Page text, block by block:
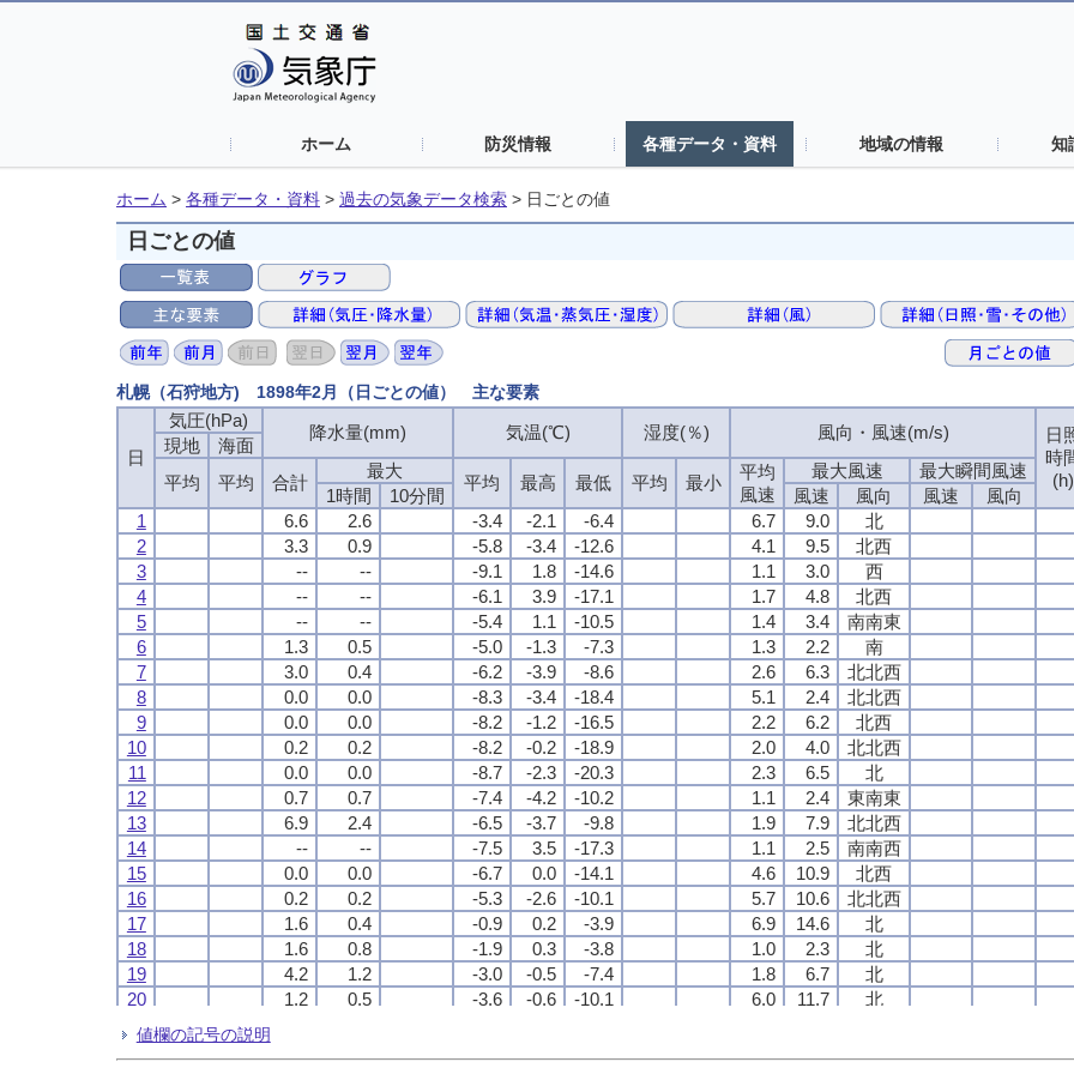
ホーム 防災情報 各種データ・資料 地域の情報 知
ホーム > 各種データ・資料 > 過去の気象データ検索 > 日ごとの値
日ごとの値
札幌（石狩地方) 1898年2月（日ごとの値） 主な要素
日
気圧(hPa)
降水量(mm) 気温(℃) 湿度(％) 風向・風速(m/s)
日
時
(h)
現地
海面
平均
平均 合計
最大
平均 最高 最低 平均 最小
平均
風速
最大風速 最大瞬間風速
1時間 10分間 風速 風向 風速 風向
1
6.6 2.6 -3.4 -2.1 -6.4 6.7 9.0 北
2
3.3 0.9 -5.8 -3.4 -12.6 4.1 9.5 北西
3
-- -- -9.1 1.8 -14.6 1.1 3.0 西
4
-- -- -6.1 3.9 -17.1 1.7 4.8 北西
5
-- -- -5.4 1.1 -10.5 1.4 3.4 南南東
6
1.3 0.5 -5.0 -1.3 -7.3 1.3 2.2 南
7
3.0 0.4 -6.2 -3.9 -8.6 2.6 6.3 北北西
8
0.0 0.0 -8.3 -3.4 -18.4 5.1 2.4 北北西
9
0.0 0.0 -8.2 -1.2 -16.5 2.2 6.2 北西
10
0.2 0.2 -8.2 -0.2 -18.9 2.0 4.0 北北西
11
0.0 0.0 -8.7 -2.3 -20.3 2.3 6.5 北
12
0.7 0.7 -7.4 -4.2 -10.2 1.1 2.4 東南東
13
6.9 2.4 -6.5 -3.7 -9.8 1.9 7.9 北北西
14
-- -- -7.5 3.5 -17.3 1.1 2.5 南南西
15
0.0 0.0 -6.7 0.0 -14.1 4.6 10.9 北西
16
0.2 0.2 -5.3 -2.6 -10.1 5.7 10.6 北北西
17
1.6 0.4 -0.9 0.2 -3.9 6.9 14.6 北
18
1.6 0.8 -1.9 0.3 -3.8 1.0 2.3 北
19
4.2 1.2 -3.0 -0.5 -7.4 1.8 6.7 北
20
1.2 0.5 -3.6 -0.6 -10.1 6.0 11.7 北
21
22
日
気圧(hPa)
降水量(mm) 気温(℃) 湿度(％) 風向・風速(m/s)
日
時
(h)
現地
海面
平均
平均 合計
最大
平均 最高 最低 平均 最小
平均
風速
最大風速 最大瞬間風速
1時間 10分間 風速 風向 風速 風向
1
6.6 2.6 -3.4 -2.1 -6.4 6.7 9.0 北
2
3.3 0.9 -5.8 -3.4 -12.6 4.1 9.5 北西
3
-- -- -9.1 1.8 -14.6 1.1 3.0 西
4
-- -- -6.1 3.9 -17.1 1.7 4.8 北西
5
-- -- -5.4 1.1 -10.5 1.4 3.4 南南東
6
1.3 0.5 -5.0 -1.3 -7.3 1.3 2.2 南
7
3.0 0.4 -6.2 -3.9 -8.6 2.6 6.3 北北西
8
0.0 0.0 -8.3 -3.4 -18.4 5.1 2.4 北北西
9
0.0 0.0 -8.2 -1.2 -16.5 2.2 6.2 北西
10
0.2 0.2 -8.2 -0.2 -18.9 2.0 4.0 北北西
11
0.0 0.0 -8.7 -2.3 -20.3 2.3 6.5 北
12
0.7 0.7 -7.4 -4.2 -10.2 1.1 2.4 東南東
13
6.9 2.4 -6.5 -3.7 -9.8 1.9 7.9 北北西
14
-- -- -7.5 3.5 -17.3 1.1 2.5 南南西
15
0.0 0.0 -6.7 0.0 -14.1 4.6 10.9 北西
16
0.2 0.2 -5.3 -2.6 -10.1 5.7 10.6 北北西
17
1.6 0.4 -0.9 0.2 -3.9 6.9 14.6 北
18
1.6 0.8 -1.9 0.3 -3.8 1.0 2.3 北
19
4.2 1.2 -3.0 -0.5 -7.4 1.8 6.7 北
20
1.2 0.5 -3.6 -0.6 -10.1 6.0 11.7 北
21
22
日
気圧(hPa)
降水量(mm) 気温(℃) 湿度(％) 風向・風速(m/s)
日
時
(h)
現地
海面
平均
平均 合計
最大
平均 最高 最低 平均 最小
平均
風速
最大風速 最大瞬間風速
1時間 10分間 風速 風向 風速 風向
1
6.6 2.6 -3.4 -2.1 -6.4 6.7 9.0 北
2
3.3 0.9 -5.8 -3.4 -12.6 4.1 9.5 北西
3
-- -- -9.1 1.8 -14.6 1.1 3.0 西
4
-- -- -6.1 3.9 -17.1 1.7 4.8 北西
5
-- -- -5.4 1.1 -10.5 1.4 3.4 南南東
6
1.3 0.5 -5.0 -1.3 -7.3 1.3 2.2 南
7
3.0 0.4 -6.2 -3.9 -8.6 2.6 6.3 北北西
8
0.0 0.0 -8.3 -3.4 -18.4 5.1 2.4 北北西
9
0.0 0.0 -8.2 -1.2 -16.5 2.2 6.2 北西
10
0.2 0.2 -8.2 -0.2 -18.9 2.0 4.0 北北西
11
0.0 0.0 -8.7 -2.3 -20.3 2.3 6.5 北
12
0.7 0.7 -7.4 -4.2 -10.2 1.1 2.4 東南東
13
6.9 2.4 -6.5 -3.7 -9.8 1.9 7.9 北北西
14
-- -- -7.5 3.5 -17.3 1.1 2.5 南南西
15
0.0 0.0 -6.7 0.0 -14.1 4.6 10.9 北西
16
0.2 0.2 -5.3 -2.6 -10.1 5.7 10.6 北北西
17
1.6 0.4 -0.9 0.2 -3.9 6.9 14.6 北
18
1.6 0.8 -1.9 0.3 -3.8 1.0 2.3 北
19
4.2 1.2 -3.0 -0.5 -7.4 1.8 6.7 北
20
1.2 0.5 -3.6 -0.6 -10.1 6.0 11.7 北
21
22
日
気圧(hPa)
降水量(mm) 気温(℃) 湿度(％) 風向・風速(m/s)
日
時
(h)
現地
海面
平均
平均 合計
最大
平均 最高 最低 平均 最小
平均
風速
最大風速 最大瞬間風速
1時間 10分間 風速 風向 風速 風向
1
6.6 2.6 -3.4 -2.1 -6.4 6.7 9.0 北
2
3.3 0.9 -5.8 -3.4 -12.6 4.1 9.5 北西
3
-- -- -9.1 1.8 -14.6 1.1 3.0 西
4
-- -- -6.1 3.9 -17.1 1.7 4.8 北西
5
-- -- -5.4 1.1 -10.5 1.4 3.4 南南東
6
1.3 0.5 -5.0 -1.3 -7.3 1.3 2.2 南
7
3.0 0.4 -6.2 -3.9 -8.6 2.6 6.3 北北西
8
0.0 0.0 -8.3 -3.4 -18.4 5.1 2.4 北北西
9
0.0 0.0 -8.2 -1.2 -16.5 2.2 6.2 北西
10
0.2 0.2 -8.2 -0.2 -18.9 2.0 4.0 北北西
11
0.0 0.0 -8.7 -2.3 -20.3 2.3 6.5 北
12
0.7 0.7 -7.4 -4.2 -10.2 1.1 2.4 東南東
13
6.9 2.4 -6.5 -3.7 -9.8 1.9 7.9 北北西
14
-- -- -7.5 3.5 -17.3 1.1 2.5 南南西
15
0.0 0.0 -6.7 0.0 -14.1 4.6 10.9 北西
16
0.2 0.2 -5.3 -2.6 -10.1 5.7 10.6 北北西
17
1.6 0.4 -0.9 0.2 -3.9 6.9 14.6 北
18
1.6 0.8 -1.9 0.3 -3.8 1.0 2.3 北
19
4.2 1.2 -3.0 -0.5 -7.4 1.8 6.7 北
20
1.2 0.5 -3.6 -0.6 -10.1 6.0 11.7 北
21
22
値欄の記号の説明